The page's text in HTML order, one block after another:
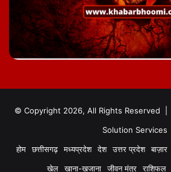
© Copyright 2026, All Rights Reserved |
Solution Services
होम
छत्तीसगढ़ मध्यप्रदेश देश उत्तर प्रदेश बाज़ार
खेल
खाना-ख़जाना जीवन मंत्र राशिफल